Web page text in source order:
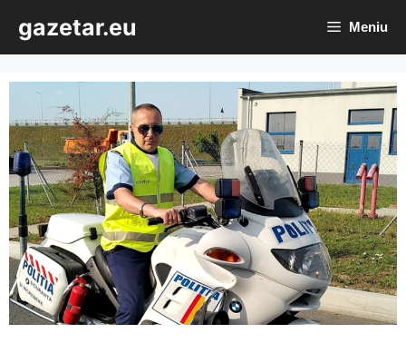
conținut
gazetar.eu Meniu